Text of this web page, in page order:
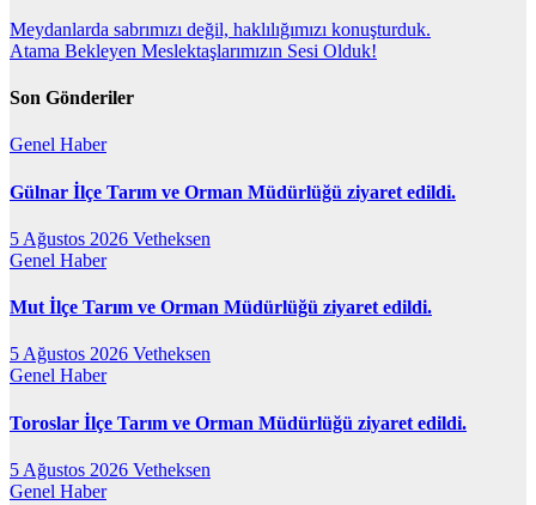
Yazı
gezinmesi
Meydanlarda sabrımızı değil, haklılığımızı konuşturduk.
Atama Bekleyen Meslektaşlarımızın Sesi Olduk!
Son Gönderiler
Genel Haber
Gülnar İlçe Tarım ve Orman Müdürlüğü ziyaret edildi.
5 Ağustos 2026 Vetheksen
Genel Haber
Mut İlçe Tarım ve Orman Müdürlüğü ziyaret edildi.
5 Ağustos 2026 Vetheksen
Genel Haber
Toroslar İlçe Tarım ve Orman Müdürlüğü ziyaret edildi.
5 Ağustos 2026 Vetheksen
Genel Haber